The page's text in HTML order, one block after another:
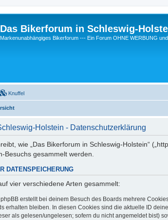
Das Bikerforum in Schleswig-
Markenunabhängiges Bikerforum --- Ein Forum OHNE WERBUNG
Knuffel
Holstein - Datenschutzerklärung
wie „Das Bikerforum in Schleswig-Holstein“
Besuchs gesammelt werden.
DATENSPEICHERUNG
vier verschiedene Arten gesammelt:
erstellt bei deinem Besuch des Boards mehrere
erhalten bleiben. In diesen Cookies sind die aktuelle ID
als gelesen/ungelesen; sofern du nicht angemeldet bist)